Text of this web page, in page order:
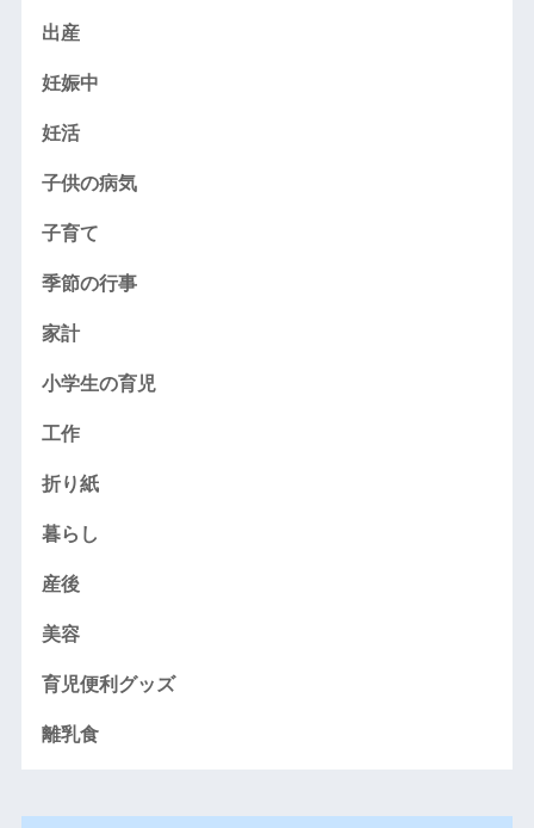
出産
妊娠中
妊活
子供の病気
子育て
季節の行事
家計
小学生の育児
工作
折り紙
暮らし
産後
美容
育児便利グッズ
離乳食